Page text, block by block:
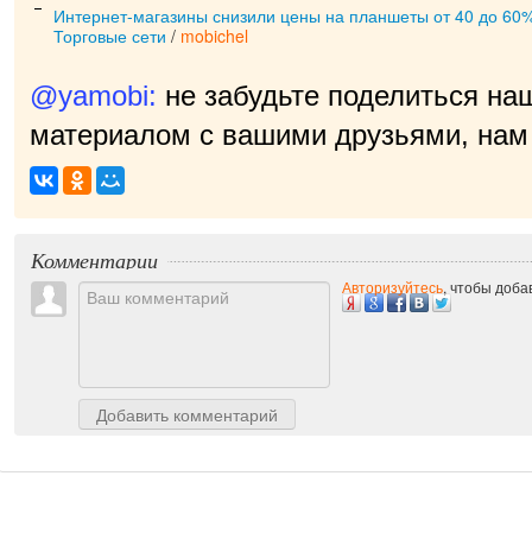
Интернет-магазины снизили цены на планшеты от 40 до
Торговые сети / mobichel
@yamobi: не забудьте поделиться
материалом с вашими друзьями, нам
приятн|
Комментарии